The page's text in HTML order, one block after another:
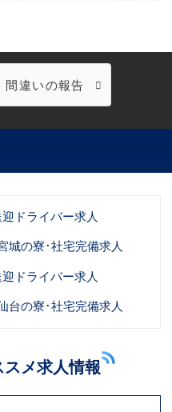
間違いの報告
ドライバー求人
城の寮･社宅完備求人
ドライバー求人
台の寮･社宅完備求人
メ求人情報